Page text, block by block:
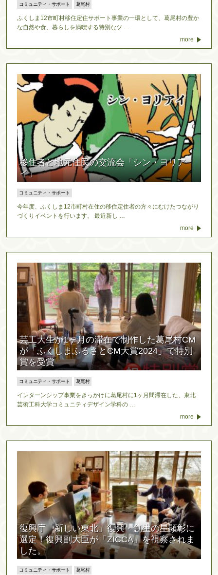
コミュニティ・サポート 葛尾村
ふくしま12市町村移住定住サポート事業の一環として、葛尾村の豊か
な自然や食、暮らしを満喫する特別なツ …
more
移住者と地元住民の交流会「シン・ヨリア
イ」
コミュニティ・サポート
今年度、ふくしま12市町村在住の移住定住者の方々にむけたつながり
づくりイベントを行います。 最近新し …
more
芸工大生が1ヶ月の滞在で制作した葛尾村CM
が「ふくしまふるさとCM大賞2024」で特別
賞を受賞
コミュニティ・サポート 葛尾村
インターンシップ事業をきっかけに葛尾村に1ヶ月間滞在した、東北
芸術工科大学コミュニティデザイン学科の …
more
復興庁「新しい東北」復興・創生の星顕彰に
選定！復興副大臣が「ZICCA」を視察されま
した。
コミュニティ・サポート 葛尾村